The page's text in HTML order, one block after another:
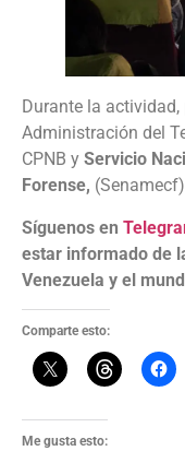
Durante la
Administración del
CPNB y Servicio
Forense,
Síguenos en
estar informado de
Venezuela y el
Comparte esto:
Me gusta esto: